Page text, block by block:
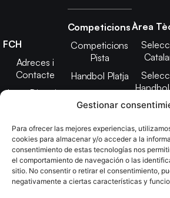
Gestionar
Para ofrecer las mejores experiencias,
cookies para almacenar y/o acceder a la
consentimiento de estas tecnologías nos
el comportamiento de navegación o las
sitio. No consentir o retirar el consentimiento,
negativamente a ciertas características y
FCH
Adreces i
Contacte
Junta Directiva
2025
Estatuts
Transparència
Imatge
Competicions
Competicions
Pista
Handbol Platja
Àrea